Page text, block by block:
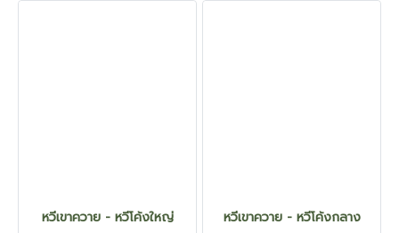
หวีเขาควาย - หวีโค้งใหญ่
หวีเขาควาย - หวีโค้งกลาง